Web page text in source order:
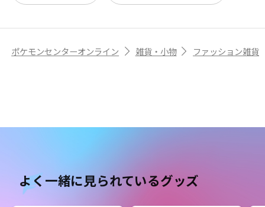
ポケモンセンターオンライン 雑貨・小物 ファッション雑貨
よく一緒に見られているグッズ